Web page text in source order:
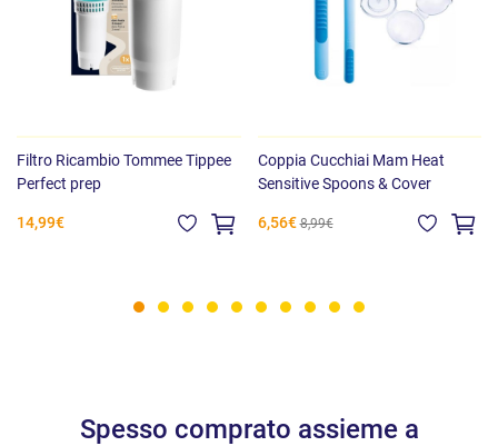
Filtro Ricambio Tommee Tippee
Perfect prep
14,99€
Coppia Cucchiai Mam Heat
Sensitive Spoons & Cover
6,56€ 8,99€
Spesso comprato assieme a